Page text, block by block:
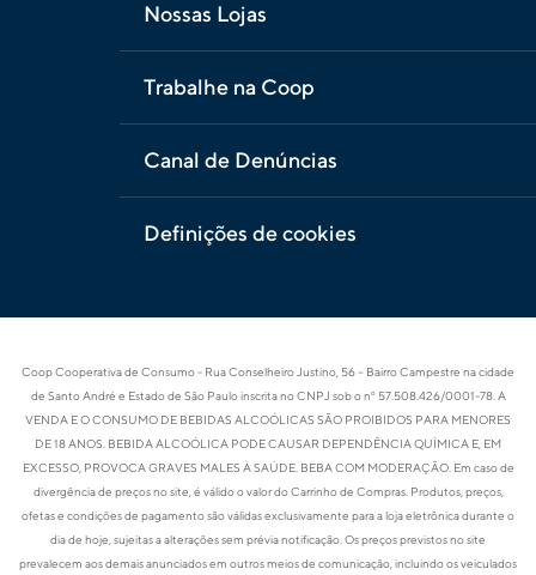
Nossas Lojas
Trabalhe na Coop
Canal de Denúncias
Definições de cookies
Coop Cooperativa de Consumo - Rua Conselheiro Justino, 56 – Bairro Campestre na cidade
de Santo André e Estado de São Paulo inscrita no CNPJ sob o nº 57.508.426/0001-78. A
VENDA E O CONSUMO DE BEBIDAS ALCOÓLICAS SÃO PROIBIDOS PARA MENORES
DE 18 ANOS. BEBIDA ALCOÓLICA PODE CAUSAR DEPENDÊNCIA QUÍMICA E, EM
EXCESSO, PROVOCA GRAVES MALES À SAÚDE. BEBA COM MODERAÇÃO. Em caso de
divergência de preços no site, é válido o valor do Carrinho de Compras. Produtos, preços,
ofetas e condições de pagamento são válidas exclusivamente para a loja eletrônica durante o
dia de hoje, sujeitas a alterações sem prévia notificação. Os preços previstos no site
prevalecem aos demais anunciados em outros meios de comunicação, incluindo os veiculados